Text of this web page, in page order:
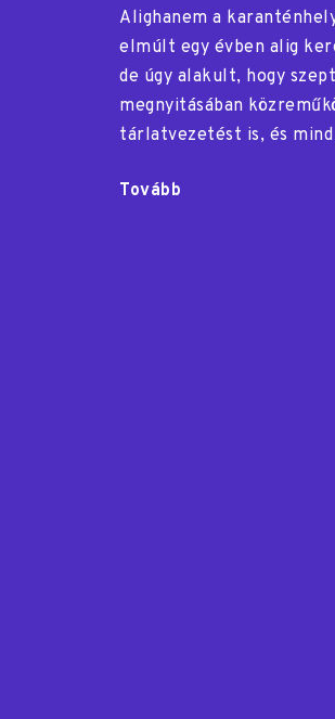
Alighanem a
elmúlt egy évben alig
de úgy alakult, hogy
megnyitásában
tárlatvezetést is, és
Tovább